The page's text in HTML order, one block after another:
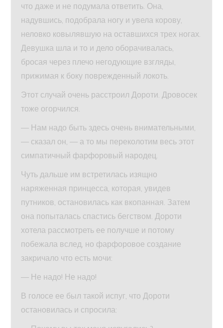
что даже и не подумала ответить. Она,
надувшись, подобрала ногу и увела корову,
неловко ковылявшую на оставшихся трех ногах.
Девушка шла и то и дело оборачивалась,
бросая через плечо негодующие взгляды,
прижимая к боку поврежденный локоть.
Этот случай очень расстроил Дороти. Дровосек
тоже огорчился.
— Нам надо быть здесь очень внимательными,
— сказал он, — а то мы переколотим весь этот
симпатичный фарфоровый народец.
Чуть дальше им встретилась изящно
наряженная принцесса, которая, увидев
путников, остановилась как вкопанная. Затем
она попыталась спастись бегством. Дороти
хотела рассмотреть ее получше и потому
побежала вслед, но фарфоровое создание
закричало что есть мочи:
— Не надо! Не надо!
В голосе ее был такой испуг, что Дороти
остановилась и спросила: